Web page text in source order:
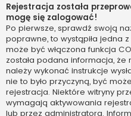
Rejestracja została
mogę się zalogować!
Po pierwsze, sprawdź swoją
poprawne, to wystąpiła jedna
może być włączona funkcja
została podana informacja, że
należy wykonać instrukcje
nie to było przyczyną, być
rejestracja. Niektóre witryny
wymagają aktywowania
lub przez administratora.